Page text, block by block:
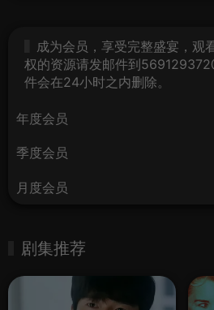
成为会员，享受完整盛宴，观
权的资源请发邮件到
件会在24小时之内删除。
年度会员
季度会员
月度会员
剧集推荐